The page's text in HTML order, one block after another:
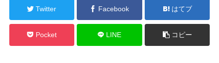
Twitter Facebook はてブ
Pocket LINE コピー